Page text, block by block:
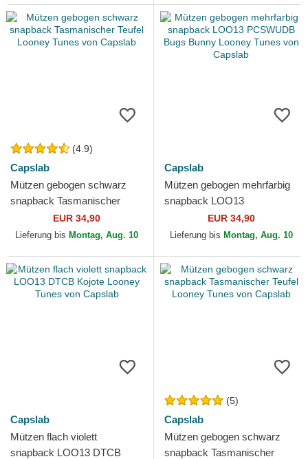
(4.9)
Capslab
Mützen gebogen schwarz
snapback Tasmanischer
Teufel Looney Tunes von
Capslab
EUR 34,90
Lieferung bis Montag, Aug. 10
Capslab
Mützen gebogen mehrfarbig
snapback LOO13
PCSWUDB Bugs Bunny
Looney Tunes von Capslab
EUR 34,90
Lieferung bis Montag, Aug. 10
Capslab
Mützen flach violett
snapback LOO13 DTCB
(5)
Capslab
Mützen gebogen schwarz
snapback Tasmanischer